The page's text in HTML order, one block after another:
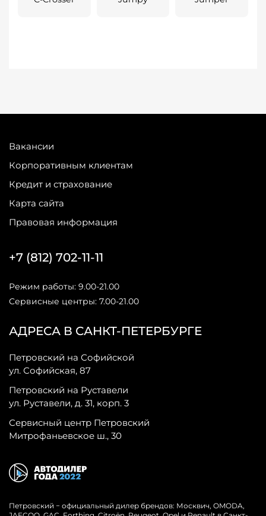
Вакансии
Корпоративным клиентам
Кредит и страхование
Карта сайта
Правовая информация
АДРЕСА В САНКТ-ПЕТЕРБУРГЕ
Петровский на Софийской
ул. Софийская, 87
Петровский на Руставели
ул. Руставели, д. 31, корп. 3
Сервисный центр Петровский
Митрофаньевское ш., 30
+7 (812) 702-11-11
Режим работы: 9.00-21.00
Сервисные центры: 7.00-21.00
Петровский − официальный дилер брендов: Москвич, OMODA,